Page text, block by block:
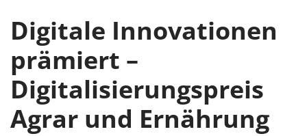
Digitale Innovationen
prämiert –
Digitalisierungspreis
Agrar und Ernährung